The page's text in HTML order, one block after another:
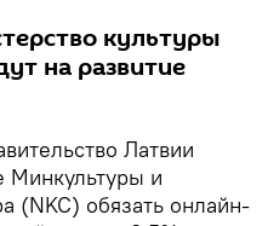
культуры
на развитие
Латвии
и
(NKC) обязать онлайн-